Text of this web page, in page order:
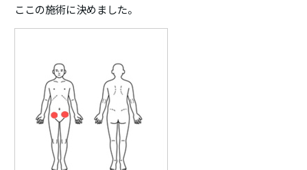
ここの施術に決めました。